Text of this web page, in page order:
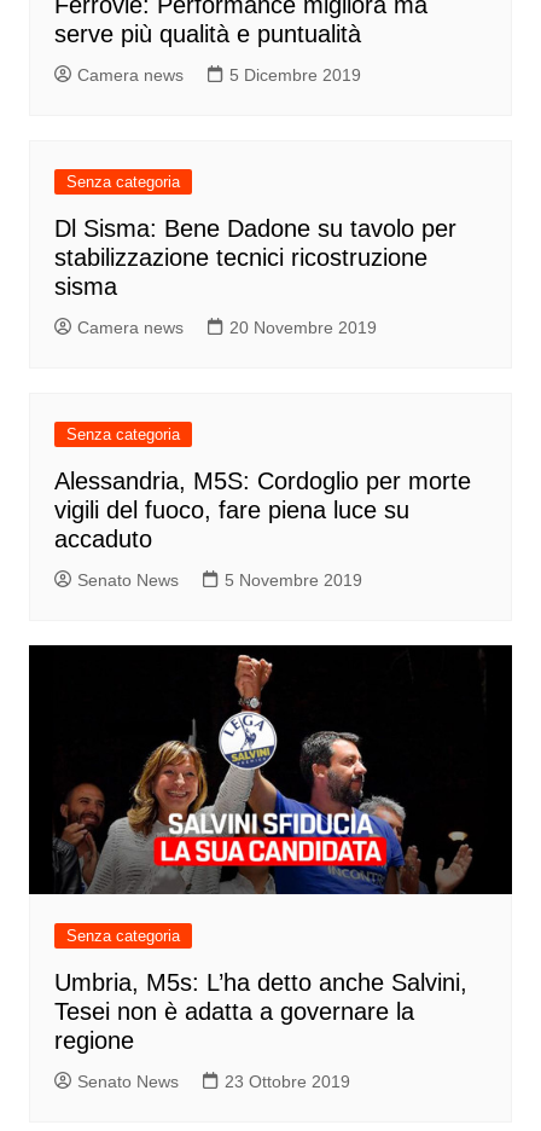
serve più qualità e puntualità
Camera news 5 Dicembre 2019
Senza categoria
Dl Sisma: Bene Dadone su tavolo per
stabilizzazione tecnici ricostruzione
sisma
Camera news 20 Novembre 2019
Senza categoria
Alessandria, M5S: Cordoglio per morte
vigili del fuoco, fare piena luce su
accaduto
Senato News 5 Novembre 2019
Senza categoria
Umbria, M5s: L’ha detto anche Salvini,
Tesei non è adatta a governare la
regione
Senato News 23 Ottobre 2019